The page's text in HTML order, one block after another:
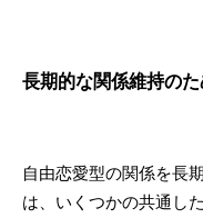
長期的な関係維持の
自由恋愛型の関係を長
は、いくつかの共通し